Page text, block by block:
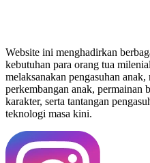
Website ini menghadirkan
kebutuhan para orang tua
melaksanakan pengasuhan
perkembangan anak, permainan
karakter, serta tantangan
teknologi masa kini.